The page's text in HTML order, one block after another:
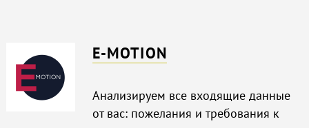
E-MOTION
Анализируем все входящие данные
от вас: пожелания и требования к